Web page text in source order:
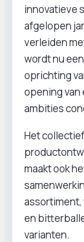
innovatieve
afgelopen
verleiden
wordt nu
oprichting
opening van
ambities
Het
maakt ook
assortiment,
en
varianten.